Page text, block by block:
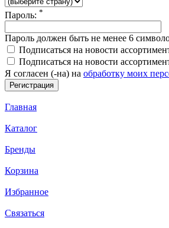
Пароль: *
Пароль должен быть не менее 6
Подписаться на новости
Подписаться на новости
Я согласен (-на) на обработку моих
Главная
Каталог
Бренды
Корзина
Избранное
Связаться